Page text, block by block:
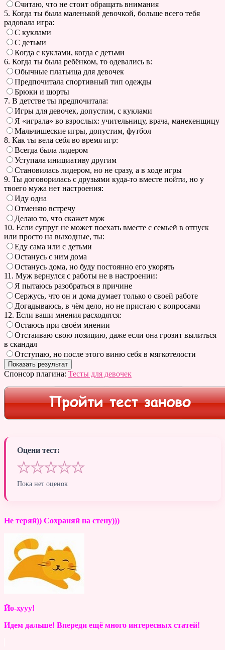
Считаю, что не стоит обращать внимания
5. Когда ты была маленькой девочкой, больше всего тебя
радовала игра:
С куклами
С детьми
Когда с куклами, когда с детьми
6. Когда ты была ребёнком, то одевались в:
Обычные платьица для девочек
Предпочитала спортивный тип одежды
Брюки и шорты
7. В детстве ты предпочитала:
Игры для девочек, допустим, с куклами
Я «играла» во взрослых: учительницу, врача, манекенщицу
Мальчишеские игры, допустим, футбол
8. Как ты вела себя во время игр:
Всегда была лидером
Уступала инициативу другим
Становилась лидером, но не сразу, а в ходе игры
9. Ты договорилась с друзьями куда-то вместе пойти, но у
твоего мужа нет настроения:
Иду одна
Отменяю встречу
Делаю то, что скажет муж
10. Если супруг не может поехать вместе с семьей в отпуск
или просто на выходные, ты:
Еду сама или с детьми
Останусь с ним дома
Останусь дома, но буду постоянно его укорять
11. Муж вернулся с работы не в настроении:
Я пытаюсь разобраться в причине
Сержусь, что он и дома думает только о своей работе
Догадываюсь, в чём дело, но не пристаю с вопросами
12. Если ваши мнения расходятся:
Остаюсь при своём мнении
Отстаиваю свою позицию, даже если она грозит вылиться
в скандал
Отступаю, но после этого виню себя в мягкотелости
Спонсор плагина: Тесты для девочек
Оцени тест:
★★★★★
Пока нет оценок
Не теряй)) Сохраняй на стену)))
Йо-хууу!
Идем дальше! Впереди ещё много интересных статей!